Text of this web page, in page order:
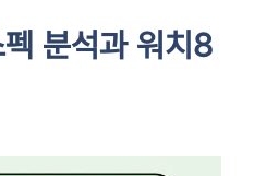
분석과 워치8